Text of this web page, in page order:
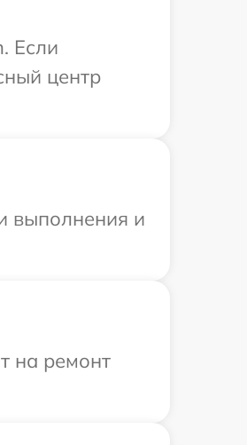
Если
центр
выполнения и
на ремонт